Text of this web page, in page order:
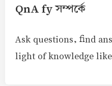
QnA fy সম্পর্কে
Ask questions, find
light of knowledge